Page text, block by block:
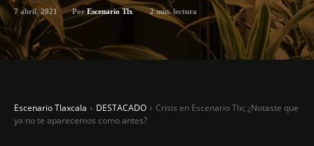
7 abril, 2021 Por Escenario Tlx 2min. lectura
Escenario Tlaxcala DESTACADO
Crisis en Escenario Tlx; ¿Notaste que
ya no te aparecemos como antes?